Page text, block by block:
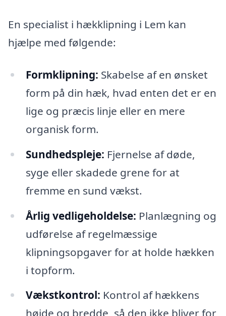
En specialist i hækklipning i Lem kan
hjælpe med følgende:
Formklipning: Skabelse af en ønsket
form på din hæk, hvad enten det er en
lige og præcis linje eller en mere
organisk form.
Sundhedspleje: Fjernelse af døde,
syge eller skadede grene for at
fremme en sund vækst.
Årlig vedligeholdelse: Planlægning og
udførelse af regelmæssige
klipningsopgaver for at holde hækken
i topform.
Vækstkontrol: Kontrol af hækkens